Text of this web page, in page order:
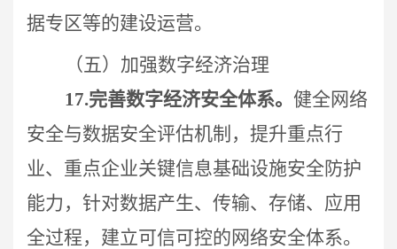
据专区等的建设运营。
（五）加强数字经济治理
17.完善数字经济安全体系。 健全网络
安全与数据安全评估机制， 提升重点行
业、重点企业关键信息基础设施安全防护
能力，针对数据产生、传输、存储、应用
全过程，建立可信可控的网络安全体系。